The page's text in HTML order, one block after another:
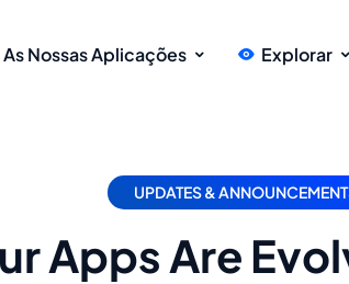
As Nossas Aplicações Explorar
UPDATES &
Apps Are